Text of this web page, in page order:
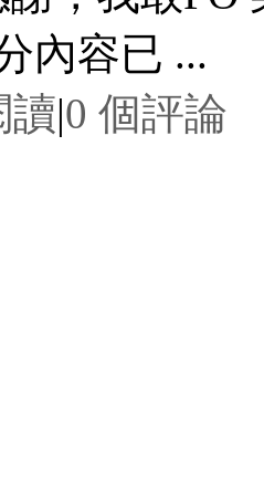
內容已 ...
讀|0 個評論